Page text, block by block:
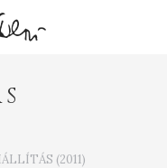
(2011)